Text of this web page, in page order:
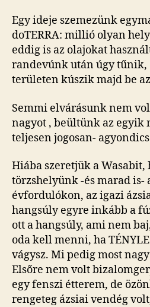
Egy ideje szemezünk
doTERRA: millió olyan
eddig is az olajokat
randevúnk után úgy tűnik,
területen kúszik majd be
Semmi elvárásunk nem
nagyot , beültünk az egyik
teljesen jogosan-
Hiába szeretjük a Wasabit,
törzshelyünk -és marad is-
évfordulókon, az igazi
hangsúly egyre inkább a
ott a hangsúly, ami nem
oda kell menni, ha
vágysz. Mi pedig most
Elsőre nem volt
egy fenszi étterem, de
rengeteg ázsiai vendég